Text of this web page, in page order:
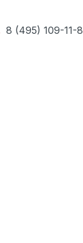
8 (495) 109-11-